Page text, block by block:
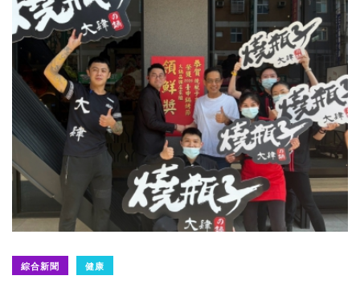
綜合新聞 健康